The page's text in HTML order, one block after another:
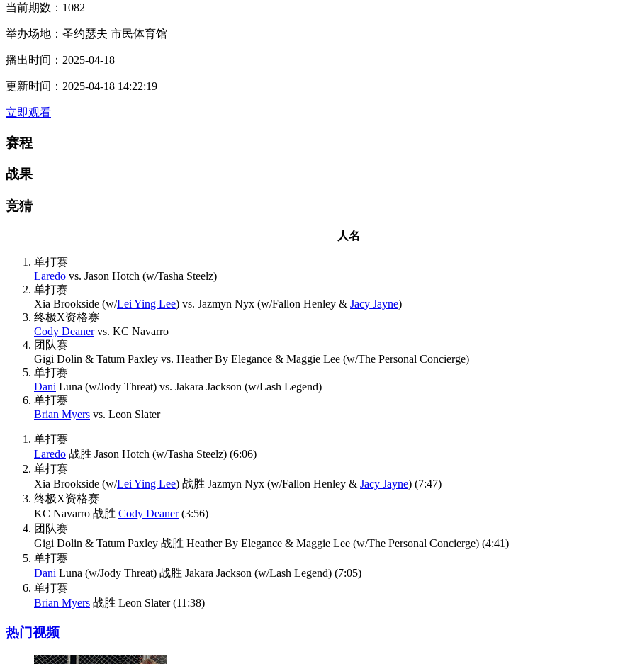
当前期数： 1082
举办场地： 圣约瑟夫 市民体育馆
播出时间： 2025-04-18
更新时间： 2025-04-18 14:22:19
立即观看
赛程
战果
竞猜
人名
单打赛
Laredo vs. Jason Hotch (w/Tasha Steelz)
单打赛
Xia Brookside (w/Lei Ying Lee) vs. Jazmyn Nyx (w/Fallon Henley & Jacy Jayne)
终极X资格赛
Cody Deanervs. KC Navarro
团队赛
Gigi Dolin & Tatum Paxley vs. Heather By Elegance & Maggie Lee (w/The Personal Concierge)
单打赛
Dani Luna (w/Jody Threat) vs. Jakara Jackson (w/Lash Legend)
单打赛
Brian Myers vs. Leon Slater
单打赛
Laredo 战胜 Jason Hotch (w/Tasha Steelz) (6:06)
单打赛
Xia Brookside (w/Lei Ying Lee) 战胜 Jazmyn Nyx (w/Fallon Henley & Jacy Jayne) (7:47)
终极X资格赛
KC Navarro 战胜 Cody Deaner(3:56)
团队赛
Gigi Dolin & Tatum Paxley 战胜 Heather By Elegance & Maggie Lee (w/The Personal Concierge) (4:41)
单打赛
Dani Luna (w/Jody Threat) 战胜 Jakara Jackson (w/Lash Legend) (7:05)
单打赛
Brian Myers 战胜 Leon Slater (11:38)
热门视频